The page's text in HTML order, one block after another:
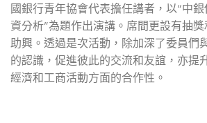
國銀行青年協會代表擔任講者，以“中
資分析”為題作出演講。席間更設有抽
助興。透過是次活動，除加深了委員們
的認識，促進彼此的交流和友誼，亦提
經濟和工商活動方面的合作性。